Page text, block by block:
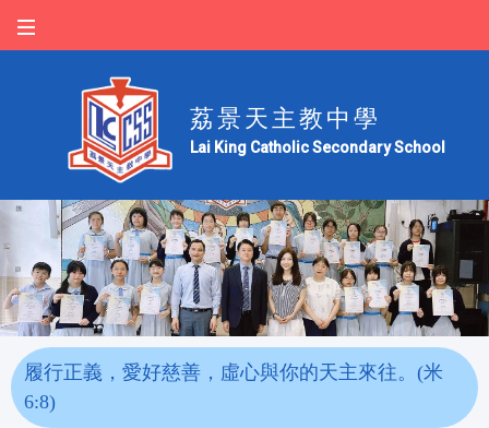
荔景天主教中學
Lai King Catholic Secondary School
履行正義，愛好慈善，虛心與你的天主來往。(米
6:8)